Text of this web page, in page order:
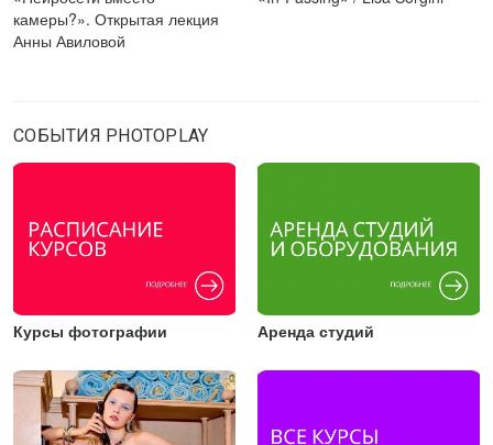
камеры?». Открытая лекция
Анны Авиловой
СОБЫТИЯ PHOTOPLAY
Курсы фотографии Аренда студий